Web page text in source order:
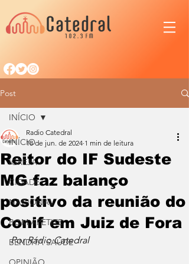
Post
INÍCIO
IGREJA
CIDADE
NACIONAL
BOM APETITE
BENDITA SAÚDE
INÍCIO
Reitor do IF Sudeste
MG faz balanço
positivo da reunião do
Conif em Juiz de Fora
Radio Catedral
18 de jun. de 2024 1 min de leitura
Por Rádio Catedral